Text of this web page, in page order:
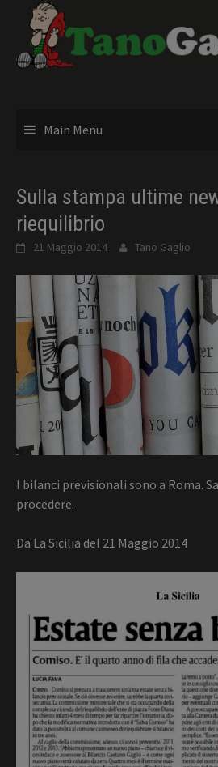
content
Main Menu
Sulla stampa ultime
riequilibrio
21 Maggio 2014 Tano Gaglio
I bilanci previsionali sono a Roma.
procedere.
Da La Sicilia del 21 Maggio 2014